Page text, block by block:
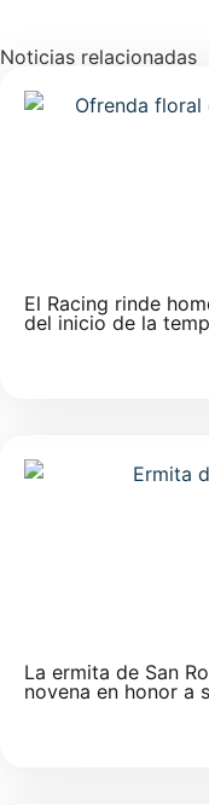
Noticias relacionadas
El Racing rinde
del inicio de la
La ermita de San
novena en honor a